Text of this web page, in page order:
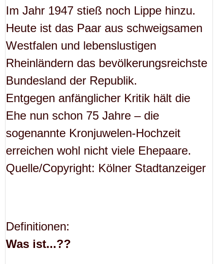
Im Jahr 1947 stieß noch Lippe hinzu.
Heute ist das Paar aus schweigsamen
Westfalen und lebenslustigen
Rheinländern das bevölkerungsreichste
Bundesland der Republik.
Entgegen anfänglicher Kritik hält die
Ehe nun schon 75 Jahre – die
sogenannte Kronjuwelen-Hochzeit
erreichen wohl nicht viele Ehepaare.
Quelle/Copyright: Kölner Stadtanzeiger
Definitionen:
Was ist...??